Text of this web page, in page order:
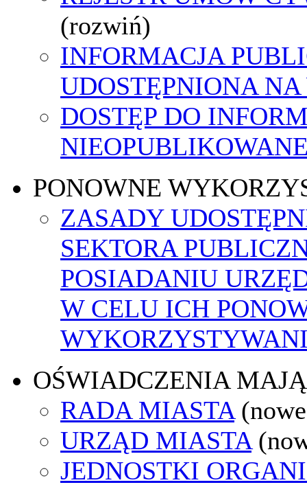
(rozwiń)
INFORMACJA
UDOSTĘPNIONA
DOSTĘP DO
PONOWNE
ZASADY
SEKTORA
POSIADANIU
W CELU ICH
OŚWIADCZENIA
RADA MIASTA
URZĄD MIASTA
JEDNOSTKI